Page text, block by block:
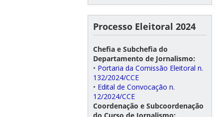
Processo Eleitoral 2024
Chefia e Subchefia do
Departamento de Jornalismo:
• Portaria da Comissão Eleitoral n.
132/2024/CCE
• Edital de Convocação n.
12/2024/CCE
Coordenação e Subcoordenação